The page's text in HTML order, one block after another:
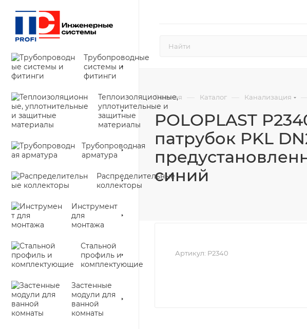
Трубопроводные
системы и
фитинги
Теплоизоляционные,
уплотнительные и
защитные
материалы
Трубопроводная
арматура
Распределительные
коллекторы
Инструмент
для
монтажа
Стальной
профиль и
комплектующие
Застенные
модули для
ванной
комнаты
Главная — Каталог — Канализация
POLOPLAST
патрубок PKL
синий
Артикул: P2340